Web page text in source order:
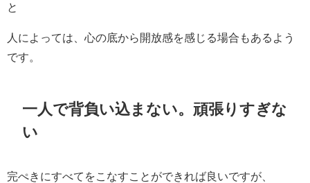
と
人によっては、心の底から開放感を感じる場合もあるよう
です。
一人で背負い込まない。頑張りすぎな
い
完ぺきにすべてをこなすことができれば良いですが、